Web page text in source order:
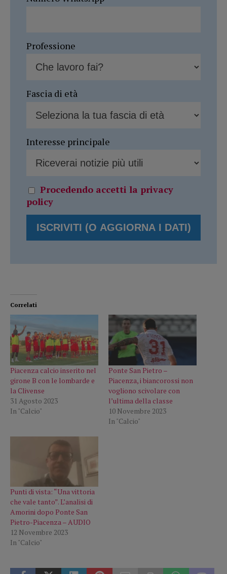
Professione
Fascia di età
Interesse principale
Procedendo accetti la privacy
policy
Correlati
Piacenza calcio inserito nel
girone B con le lombarde e
la Clivense
31 Agosto 2023
In "Calcio"
Ponte San Pietro –
Piacenza, i biancorossi non
vogliono scivolare con
l’ultima della classe
10 Novembre 2023
In "Calcio"
Punti di vista: “Una vittoria
che vale tanto”. L’analisi di
Amorini dopo Ponte San
Pietro-Piacenza – AUDIO
12 Novembre 2023
In "Calcio"